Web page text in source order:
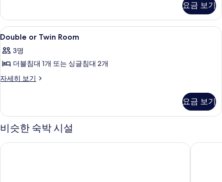
사
진
모
두
보
기
는
트
윈
자
세
보
요금 보기
Double
or
Twin
Room
사
두
보
기
객실 내 금고, 암막 커튼, 방음 설비, 무
5
Double or Twin Room
3명
더블침대 1개 또는 싱글침대 2개
자세히 보기
Double
자
세
히
기
요금 보기
비슷한 숙박 시설
호텔 프로비던스 베디-바